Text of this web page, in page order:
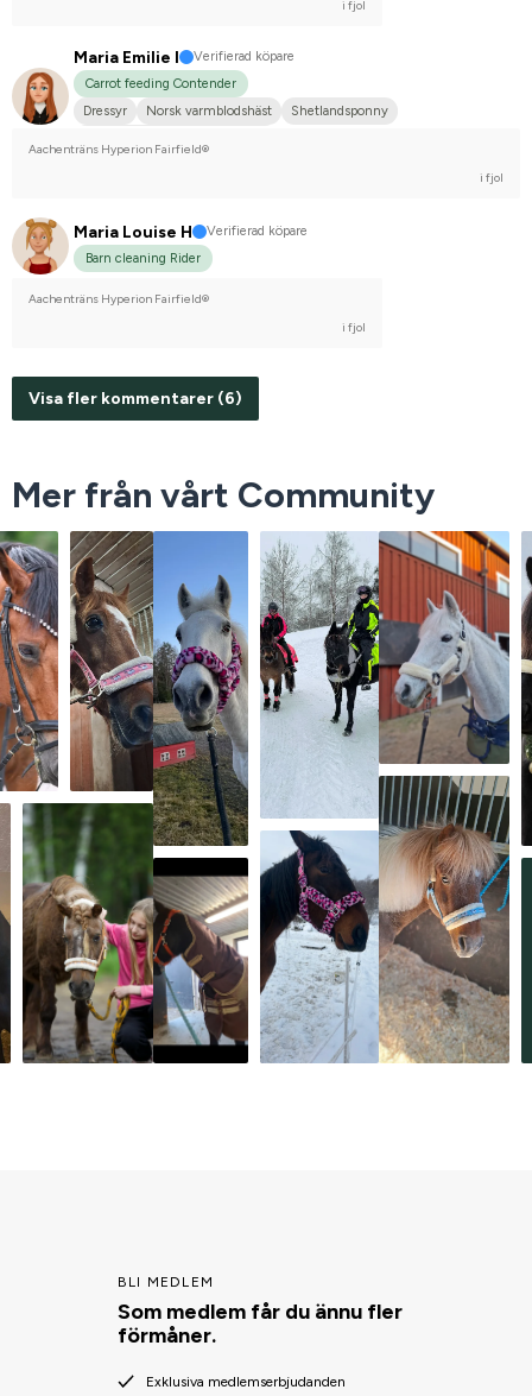
i fjol
Maria Emilie I
Verifierad köpare
Carrot feeding Contender
Dressyr
Norsk varmblodshäst
Shetlandsponny
Aachenträns Hyperion Fairfield®
i fjol
Maria Louise H
Verifierad köpare
Barn cleaning Rider
Aachenträns Hyperion Fairfield®
i fjol
Visa fler kommentarer (6)
Mer från vårt Community
BLI MEDLEM
Som medlem får du ännu fler
förmåner.
Exklusiva medlemserbjudanden